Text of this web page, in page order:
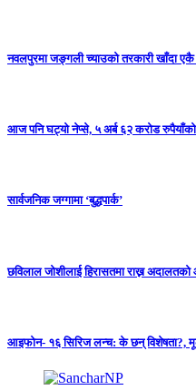
नवलपुरमा जङ्गली च्याउको तरकारी खाँदा एकै
आज पनि घट्यो नेप्से, ५ अर्ब ६२ करोड रुपैयाँको
सार्वजनिक जग्गामा ‘बुद्धपार्क’
छविलाल जोशीलाई हिरासतमा राख्न
आइफोन- १६ सिरिज लन्च: के छन् विशेषता?,